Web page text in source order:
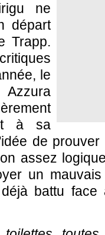
ne
départ
Trapp.
le
à sa
de
assez
un
battu